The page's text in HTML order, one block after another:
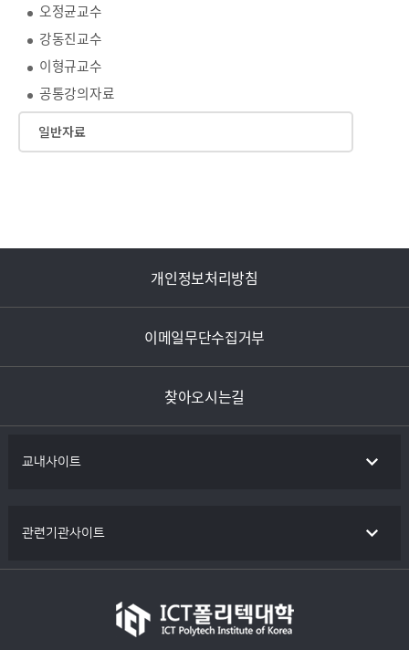
오정균교수
강동진교수
이형규교수
공통강의자료
일반자료
개인정보처리방침
이메일무단수집거부
찾아오시는길
교내사이트
관련기관사이트